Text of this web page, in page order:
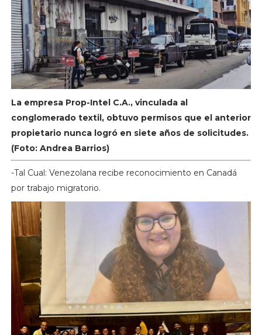
La empresa Prop-Intel C.A., vinculada al
conglomerado textil, obtuvo permisos que el anterior
propietario nunca logró en siete años de solicitudes.
(Foto: Andrea Barrios)
-Tal Cual: Venezolana recibe reconocimiento en Canadá
por trabajo migratorio.